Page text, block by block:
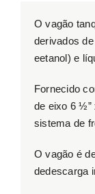
ESG
Contato
Trabalhe
Search
for:
O vagão
derivados
eetanol) e
Fornecido
de eixo 6 ½”
sistema de
O vagão é
dedescarga